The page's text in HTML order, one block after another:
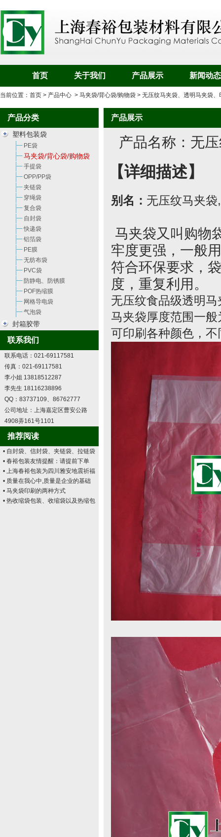
首页 关于我们 产品展示 新闻动态
当前位置： 首页 > 产品中心 > 马夹袋/背心袋/购物袋 > 无压纹马夹袋、透明马夹袋、
产品分类
塑料包装袋
PE袋
马夹袋/背心袋/购物袋
手提袋
OPP/PP袋
夹链袋
穿绳袋
复合袋
自封袋
快递袋
铝箔袋
PE膜
无纺布袋
PVC袋
防静电、防锈膜
POF热缩膜
网格导电袋
气泡袋
封箱胶带
联系我们
联系电话：021-69117581
传真：021-69117581
李小姐 13818512287
李先生 18116238896
QQ：83737109、86762777
公司地址：上海嘉定区曹安公路
4908弄161号1101
推荐阅读
• 自封袋、信封袋、夹链袋、拉链袋
• 春裕包装友情提醒：请提前下单
• 上海春裕包装为四川雅安地震祈福
• 质量在我心中,质量是企业的基础
• 马夹袋印刷的两种方式
• 热收缩袋包装、收缩袋以及热缩包
产品展示
产品名称： 无
【详细描述】
别名： 无压纹马夹袋,
马夹袋又叫购物
牢度更强，一般
符合环保要求，
度，重复利用。
无压纹食品级透明
马夹袋厚度范围一
可印刷各种颜色，